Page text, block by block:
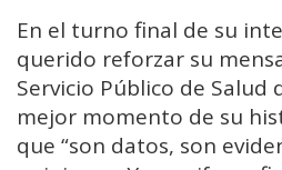
En el turno final de su
querido reforzar su
Servicio Público de Salud
mejor momento de su
que “son datos, son